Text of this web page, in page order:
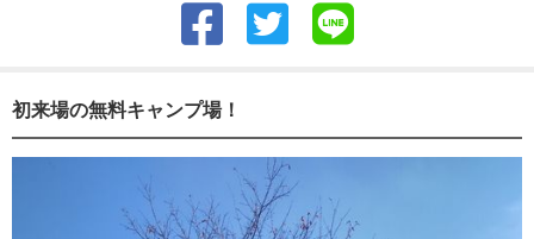
初来場の無料キャンプ場！